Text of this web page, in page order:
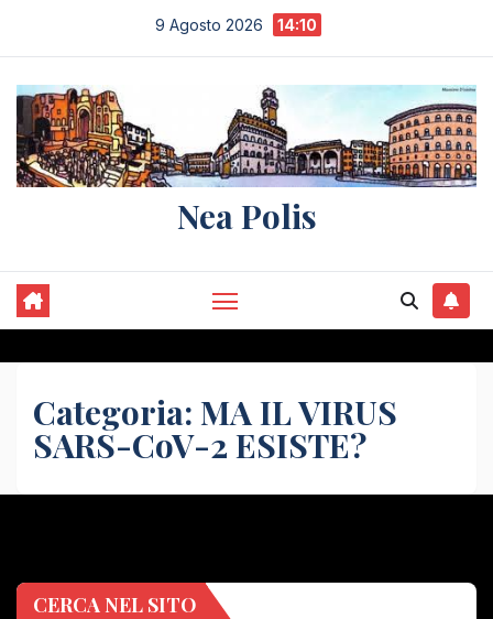
contenuto
9 Agosto 2026 14:10
Nea Polis
Categoria: MA IL VIRUS
SARS-CoV-2 ESISTE?
CERCA NEL SITO